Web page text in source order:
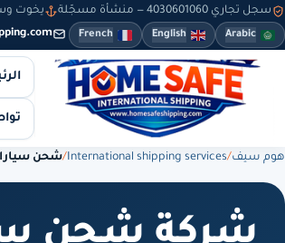
سجل تجاري 4030601060 — منشأة مسجّلة يخوت وسيارات وأثاث
Arabic
English
French
هوم سيف/
International shipping services
/شحن